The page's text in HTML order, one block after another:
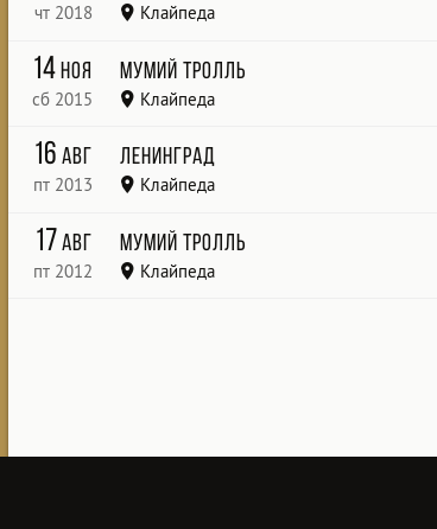
чт 2018 Клайпеда
Švyturio arena
14ноя
сб 2015
Мумий Тролль
Клайпеда
Svyturio Arena
16авг
пт 2013
Ленинград
Клайпеда
17авг
пт 2012
Мумий Тролль
Клайпеда